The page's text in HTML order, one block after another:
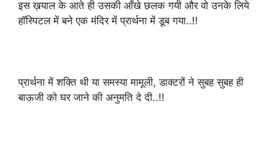
इस ख़याल के आते ही उसकी आँखे छलक गयी और वो उनके लिये
हॉस्पिटल में बने एक मंदिर में प्रार्थना में डूब गया..!!
प्रार्थना में शक्ति थी या समस्या मामूली, डाक्टरों ने सुबह सुबह ही
बाऊजी को घर जाने की अनुमति दे दी..!!